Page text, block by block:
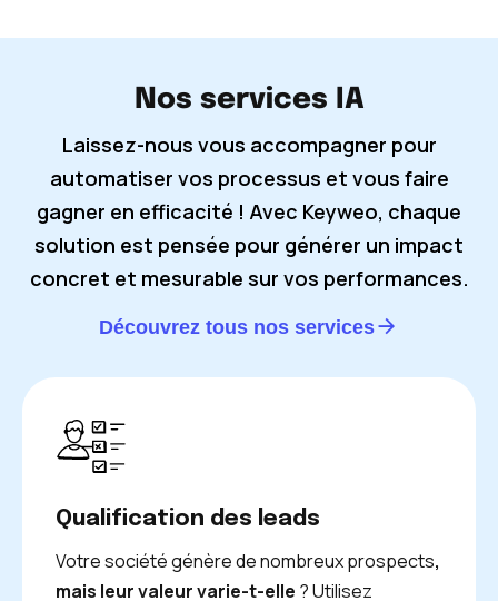
Nos services IA
Laissez-nous vous accompagner pour
automatiser vos processus et vous faire
gagner en efficacité ! Avec Keyweo, chaque
solution est pensée pour générer un impact
concret et mesurable sur vos performances.
Découvrez tous nos services
Qualification des leads
Votre société génère de nombreux prospects,
mais leur valeur varie-t-elle ? Utilisez